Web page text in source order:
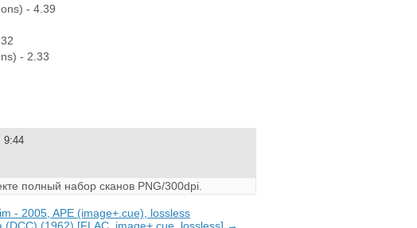
- 4.39
- 2.33
9:44
полный набор сканов PNG/300dpi.
- 2005, APE (image+.cue), lossless